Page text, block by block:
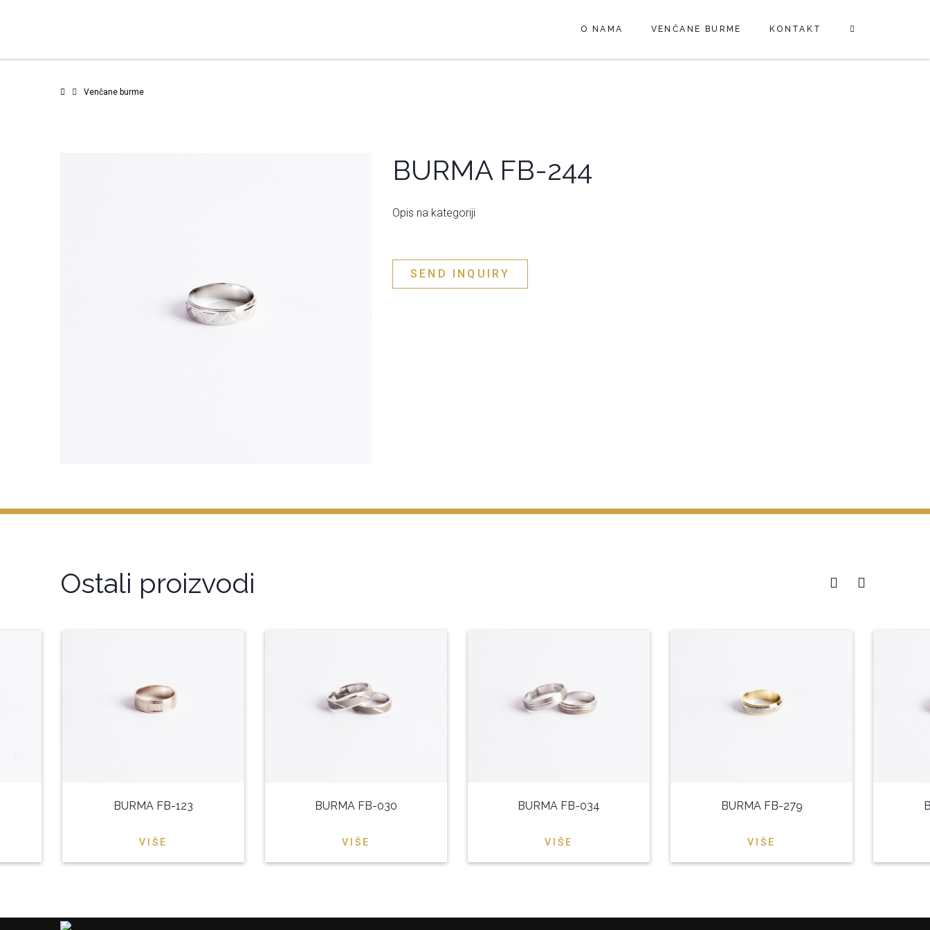
O NAMA VENČANE BURME KONTAKT
Venčane burme
BURMA FB-244
Opis na kategoriji
SEND INQUIRY
Ostali proizvodi
BURMA FB-123
VIŠE
BURMA FB-030
VIŠE
BURMA FB-034
VIŠE
BURMA FB-279
VIŠE